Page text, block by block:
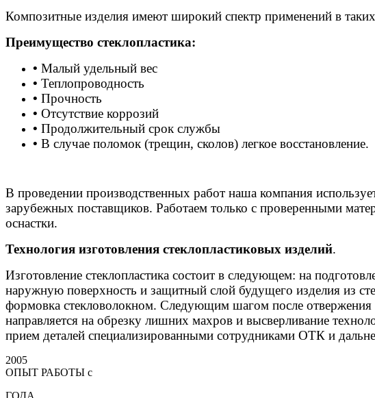
Композитные изделия имеют широкий спектр применений в
Преимущество стеклопластика:
• Малый удельный вес
• Теплопроводность
• Прочность
• Отсутствие коррозий
• Продолжительный срок службы
• В случае поломок (трещин, сколов) легкое восстановление.
В проведении производственных работ наша компания
зарубежных поставщиков. Работаем только с проверенными
оснастки.
Технология изготовления стеклопластиковых изделий.
Изготовление стеклопластика состоит в следующем: на
наружную поверхность и защитный слой будущего изделия из
формовка стекловолокном. Следующим шагом после отвержения
направляется на обрезку лишних махров и высверливание
прием деталей специализированными сотрудниками ОТК и
2005
ОПЫТ РАБОТЫ с
ГОДА